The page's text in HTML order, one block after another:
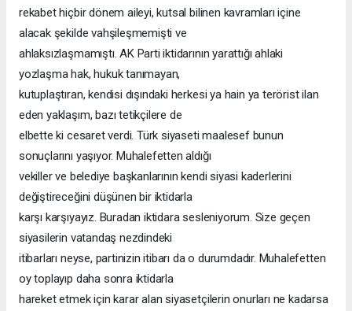
rekabet hiçbir dönem aileyi, kutsal bilinen kavramları içine
alacak şekilde vahşileşmemişti ve
ahlaksızlaşmamıştı. AK Parti iktidarının yarattığı ahlaki
yozlaşma hak, hukuk tanımayan,
kutuplaştıran, kendisi dışındaki herkesi ya hain ya terörist ilan
eden yaklaşım, bazı tetikçilere de
elbette ki cesaret verdi. Türk siyaseti maalesef bunun
sonuçlarını yaşıyor. Muhalefetten aldığı
vekiller ve belediye başkanlarının kendi siyasi kaderlerini
değiştireceğini düşünen bir iktidarla
karşı karşıyayız. Buradan iktidara sesleniyorum. Size geçen
siyasilerin vatandaş nezdindeki
itibarları neyse, partinizin itibarı da o durumdadır. Muhalefetten
oy toplayıp daha sonra iktidarla
hareket etmek için karar alan siyasetçilerin onurları ne kadarsa